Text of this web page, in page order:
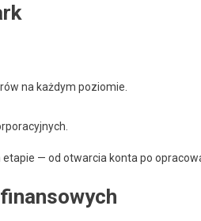
na każdym poziomie.
— od otwarcia konta po